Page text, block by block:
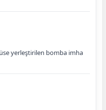
yerleştirilen bomba imha